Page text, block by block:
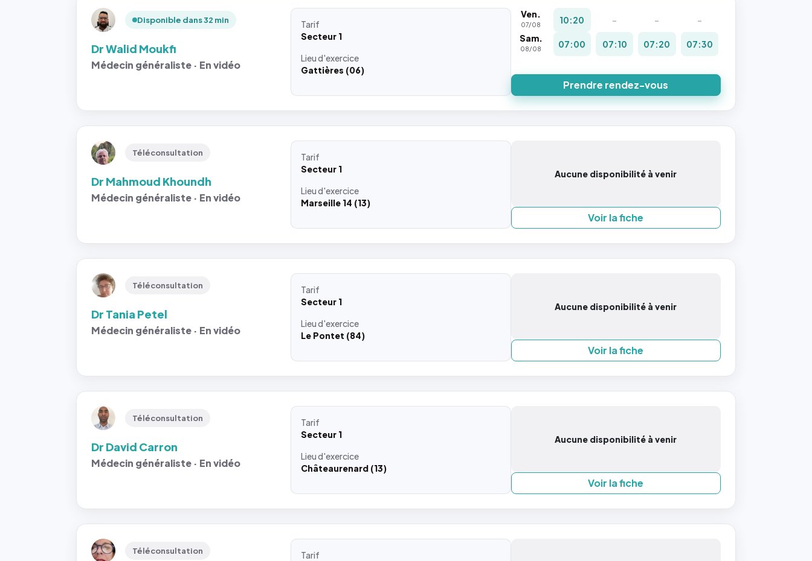
Disponible dans 32 min
Dr Walid Moukfi
Médecin généraliste · En vidéo
Tarif
Secteur 1
Lieud'exercice
Gattières (06)
Ven.
07/08 10:20 - -
-
Sam.
08/08 07:00 07:10 07:20 07:30
Prendre rendez-vous
Téléconsultation
Dr Mahmoud Khoundh
Médecin généraliste · En vidéo
Tarif
Secteur 1
Lieud'exercice
Marseille 14 (13)
Aucune disponibilité à venir
Voir la fiche
Téléconsultation
Dr Tania Petel
Médecin généraliste · En vidéo
Tarif
Secteur 1
Lieud'exercice
Le Pontet (84)
Aucune disponibilité à venir
Voir la fiche
Téléconsultation
Dr David Carron
Médecin généraliste · En vidéo
Tarif
Secteur 1
Lieud'exercice
Châteaurenard (13)
Aucune disponibilité à venir
Voir la fiche
Téléconsultation
Tarif